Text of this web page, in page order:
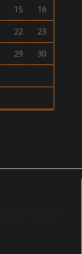
15 16
22 23
29 30